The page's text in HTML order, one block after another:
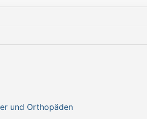
und Orthopäden